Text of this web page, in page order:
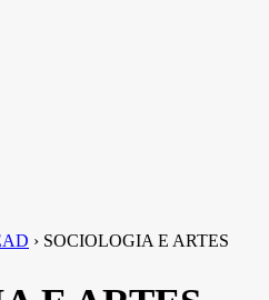
› SOCIOLOGIA E ARTES